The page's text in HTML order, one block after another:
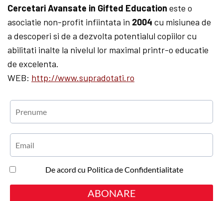
Cercetari Avansate in Gifted Education este o
asociatie non-profit infiintata in 2004cu misiunea de
a descoperi si de a dezvolta potentialul copiilor cu
abilitati inalte la nivelul lor maximal printr-o educatie
de excelenta.
WEB: http://www.supradotati.ro